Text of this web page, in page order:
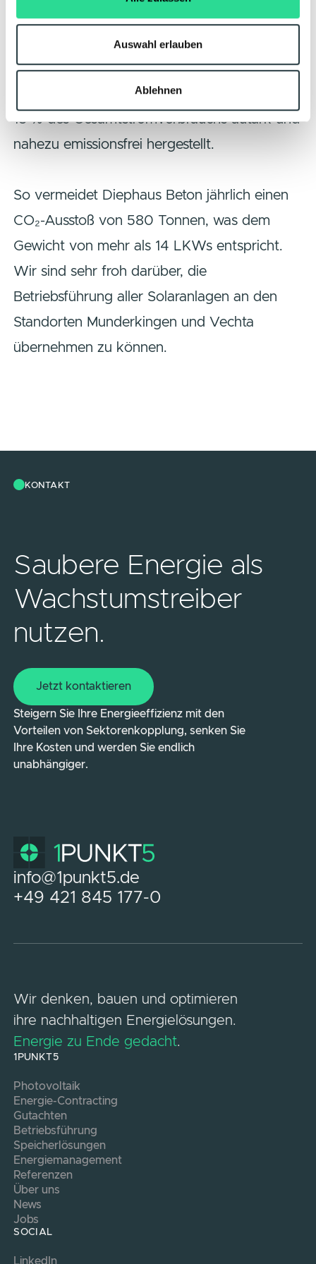
Auswahl erlauben
Ablehnen
Nur einen Steinwurf entfernt ist die Halle 50
mit 437 kWp und Halle 90 mit knapp 290
kWp Solarleistung. Mit mehr als 2.850
Solarmodulen im Einsatz, werden respektable
18 % des Gesamtstromverbrauchs autark und
nahezu emissionsfrei hergestellt.
So vermeidet Diephaus Beton jährlich einen
CO₂-Ausstoß von 580 Tonnen, was dem
Gewicht von mehr als 14 LKWs entspricht.
Wir sind sehr froh darüber, die
Betriebsführung aller Solaranlagen an den
Standorten Munderkingen und Vechta
übernehmen zu können.
KONTAKT
Saubere Energie als
Wachstumstreiber
nutzen.
Jetzt kontaktieren
Steigern Sie Ihre Energieeffizienz mit den
Vorteilen von Sektorenkopplung, senken Sie
Ihre Kosten und werden Sie endlich
unabhängiger.
info@1punkt5.de
+49 421 845 177-0
Wir denken, bauen und optimieren
ihre nachhaltigen Energielösungen.
Energie zu Ende gedacht.
1PUNKT5
Photovoltaik
Energie-Contracting
Gutachten
Betriebsführung
Speicherlösungen
Energiemanagement
Referenzen
Über uns
News
Jobs
SOCIAL
LinkedIn